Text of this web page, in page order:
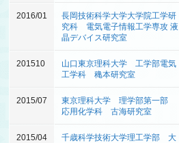
2016/01
長岡技術科学大学大学院工学研
究科 電気電子情報工学専攻 液
晶デバイス研究室
201510
山口東京理科大学 工学部電気
工学科 穐本研究室
2015/07
東京理科大学 理学部第一部
応用化学科 古海研究室
2015/04
千歳科学技術大学理工学部 大